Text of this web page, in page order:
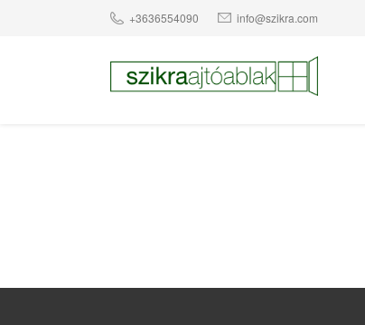
+3636554090 info@szikra.com